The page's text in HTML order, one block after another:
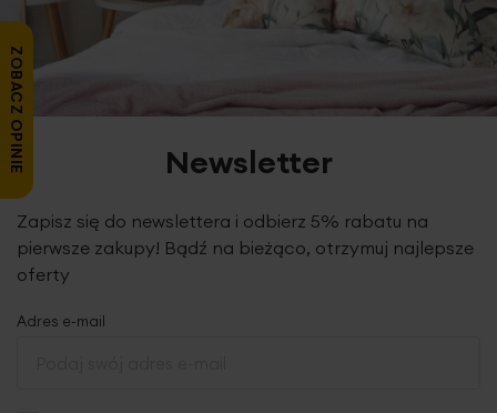
Newsletter
Zapisz się do newslettera i odbierz 5% rabatu na
pierwsze zakupy! Bądź na bieżąco, otrzymuj najlepsze
oferty
Adres e-mail
ZOBACZ OPINIE